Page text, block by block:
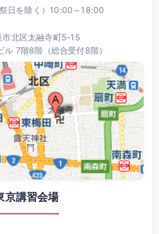
日を除く）10:00～18:00
市北区太融寺町5-15
ル 7階8階（総合受付8階）
京講習会場